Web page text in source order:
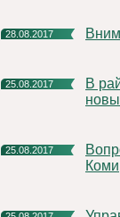
28.08.2017
25.08.2017
В районном доме культуры г. Емва завершилась установка
25.08.2017
Вопрос - ответ от Управление Росреестра по Республике
Коми